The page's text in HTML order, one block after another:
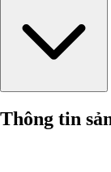
Thông tin